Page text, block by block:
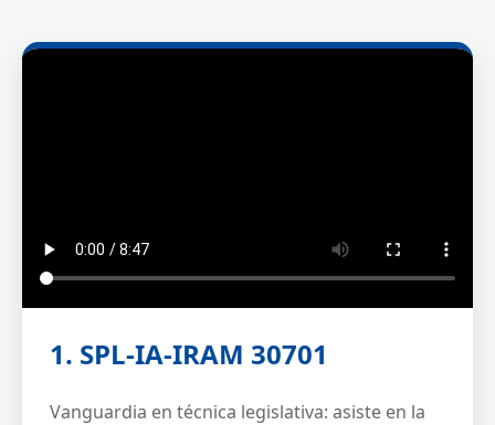
1. SPL-IA-IRAM 30701
Vanguardia en técnica legislativa: asiste en la